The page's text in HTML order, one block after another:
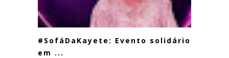
#SofáDaKayete: Evento solidário
em ...